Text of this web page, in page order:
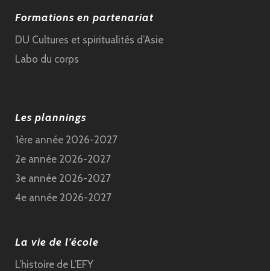
Formations en partenariat
DU Cultures et spiritualités d’Asie
Labo du corps
Les plannings
1ère année 2026-2027
2e année 2026-2027
3e année 2026-2027
4e année 2026-2027
La vie de l’école
L’histoire de L’EFY